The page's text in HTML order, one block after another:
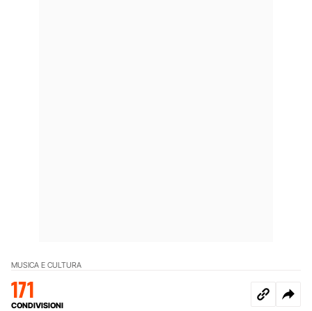
MUSICA E CULTURA
171
CONDIVISIONI